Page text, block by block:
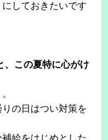
しておきたいです
、この夏特に心がけ
。
の日はつい対策を